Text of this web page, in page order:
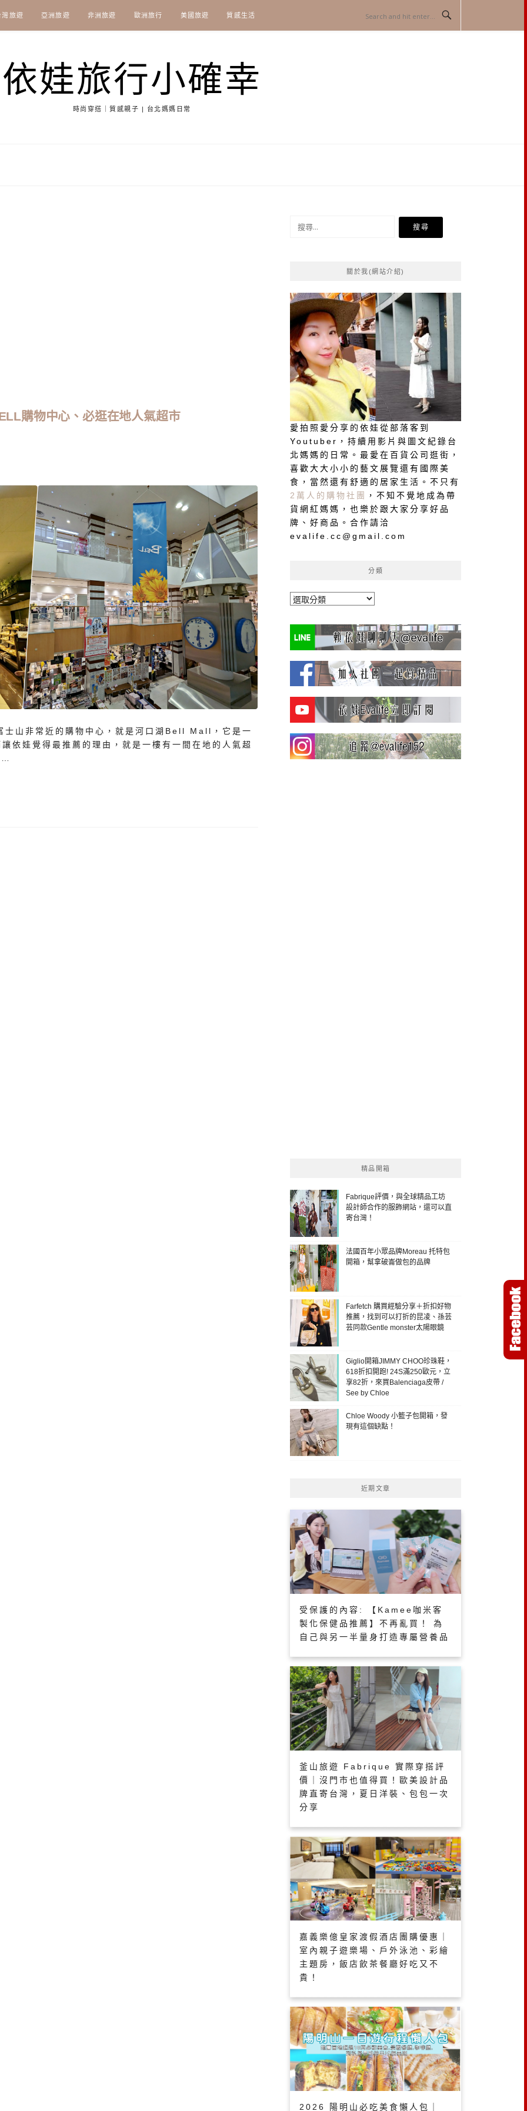
灣旅遊 亞洲旅遊 非洲旅遊 歐洲旅行 美國旅遊 質感生活
依娃旅行小確幸
時尚穿搭｜質感親子 | 台北媽媽日常
購物中心、必逛在地人氣超市
士山非常近的購物中心，就是河口湖Bell Mall，它是一
依娃覺得最推薦的理由，就是一樓有一間在地的人氣超
搜
關於我(網站介紹)
愛拍照愛分享的依娃從部落客到
Youtuber，持續用影片與圖文紀錄台
北媽媽的日常。最愛在百貨公司逛街，
喜歡大大小小的藝文展覽還有國際美
食，當然還有舒適的居家生活。不只有
2萬人的購物社團
，不知不覺地成為帶
貨網紅媽媽，也樂於跟大家分享好品
牌、好商品。合作請洽
evalife.cc@gmail.com
分類
分
精品開箱
Fabrique評價，與全球精品工坊
設計師合作的服飾網站，還可以直
寄台灣！
法國百年小眾品牌Moreau 托特包
開箱，幫拿破崙做包的品牌
Farfetch 購買經驗分享＋折扣好物
推薦，找到可以打折的昆凌、孫芸
芸同款Gentle monster太陽眼鏡
Giglio開箱JIMMY CHOO珍珠鞋，
618折扣開跑! 24S滿250歐元，立
享82折，來買Balenciaga皮帶 /
See by Chloe
Chloe Woody 小籃子包開箱，發
現有這個缺點！
近期文章
受保護的內容: 【Kamee咖米客
製化保健品推薦】不再亂買！ 為
自己與另一半量身打造專屬營養品
釜山旅遊 Fabrique 實際穿搭評
價｜沒門市也值得買！歐美設計品
牌直寄台灣，夏日洋裝、包包一次
分享
嘉義樂億皇家渡假酒店團購優惠｜
室內親子遊樂場、戶外泳池、彩繪
主題房，飯店飲茶餐廳好吃又不
貴！
2026 陽明山必吃美食懶人包｜